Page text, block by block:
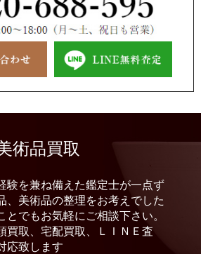
術品買取
験を兼ね備えた鑑定士が一点ず
、美術品の整理をお考えでした
とでもお気軽にご相談下さい。
買取、宅配買取、ＬＩＮＥ査
応致します